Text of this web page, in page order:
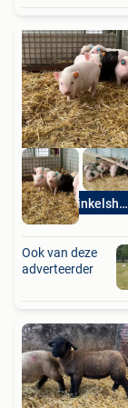
Dierenwinkelshop
Ook van deze
adverteerder